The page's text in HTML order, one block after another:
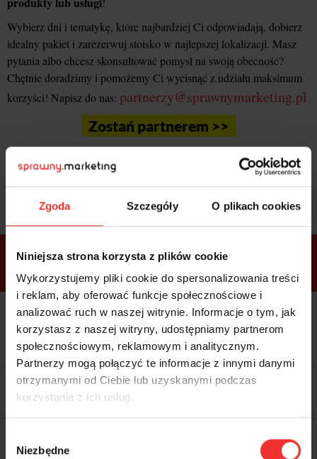
Zgoda Szczegóły O plikach cookies
Niniejsza strona korzysta z plików cookie
Wykorzystujemy pliki cookie do spersonalizowania treści
i reklam, aby oferować funkcje społecznościowe i
analizować ruch w naszej witrynie. Informacje o tym, jak
korzystasz z naszej witryny, udostępniamy partnerom
społecznościowym, reklamowym i analitycznym.
Partnerzy mogą połączyć te informacje z innymi danymi
otrzymanymi od Ciebie lub uzyskanymi podczas
korzystania z ich usług.
zgody
Niezbędne
Wybierz dni i tematykę, które najbardziej Ci odpowiadają, dobierz
idealny pakiet i zarezerwuj stoisko w najlepszej lokalizacji. Masz
pytania albo chcesz skonsultować pomysł na swoją obecność?
Chętnie doradzimy i pomożemy Ci wycisnąć z udziału maksimum
korzyści! Napisz do nas: partnerzy@sprawnymarketing.pl
Zostań partnerem >>
Sprawdź bonusyi wybierz bilet
ramach
pakietów
VIP Premium
Kolacja z prelegentami i before
party (Hotel Sheraton, 27.10) tylko
wbilecie ALLPASS VIP
Dostępne
tylko w
bilecie
ALLPASS
VIP
Dedykowana strefa VIP z
możliwością networkingu z
prelegentami i wystawcami w
WARTOŚĆ: 1970 zł